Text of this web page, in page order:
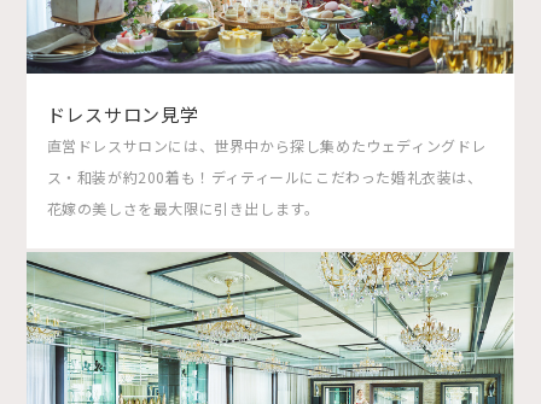
ドレスサロン見学
直営ドレスサロンには、世界中から探し集めたウェディングドレ
ス・和装が約200着も！ディティールにこだわった婚礼衣装は、
花嫁の美しさを最大限に引き出します。